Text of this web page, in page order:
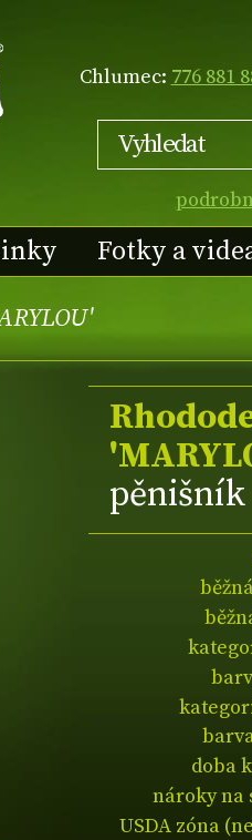
Chlumec: 776 881
Fotky a
pěnišník
doba
nároky na
USDA zóna